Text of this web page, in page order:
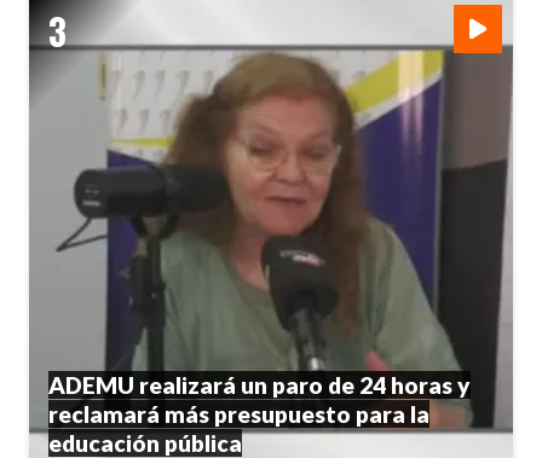
ADEMU realizará un paro de 24 horas y
reclamará más presupuesto para la
educación pública